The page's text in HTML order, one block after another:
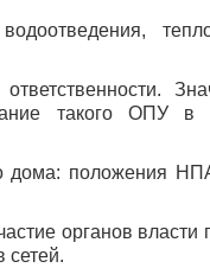
такого ОПУ в
дома: положения
органов власти
сетей.